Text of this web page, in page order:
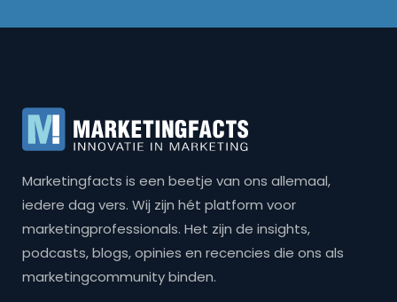
Marketingfacts is een beetje van ons allemaal,
iedere dag vers. Wij zijn hét platform voor
marketingprofessionals. Het zijn de insights,
podcasts, blogs, opinies en recencies die ons als
marketingcommunity binden.